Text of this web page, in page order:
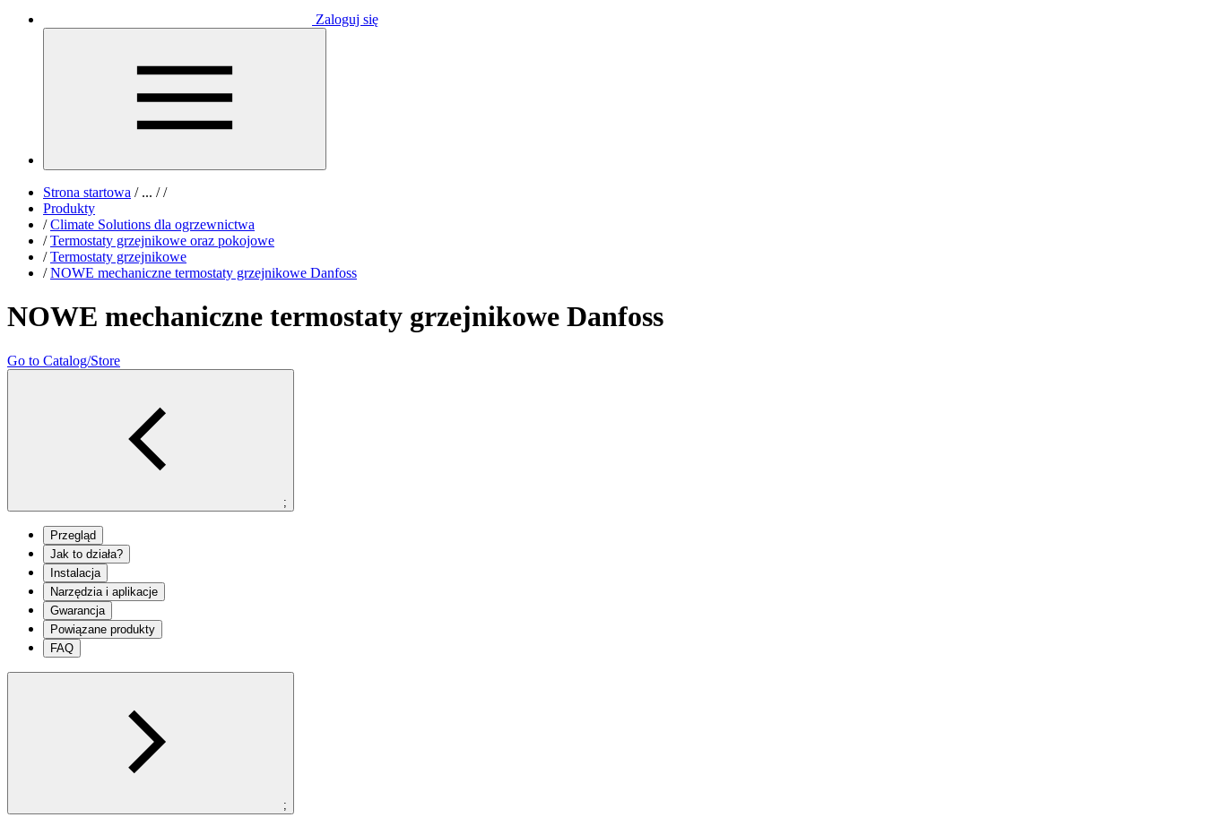
Zaloguj się
Strona startowa /... / /
Produkty
/ Climate Solutions dla ogrzewnictwa
/ Termostaty grzejnikowe oraz pokojowe
/ Termostaty grzejnikowe
/ NOWE mechaniczne termostaty grzejnikowe Danfoss
NOWE mechaniczne termostaty grzejnikowe Danfoss
Go to Catalog/Store
;
Przegląd
Jak to działa?
Instalacja
Narzędzia i aplikacje
Gwarancja
Powiązane produkty
FAQ
;